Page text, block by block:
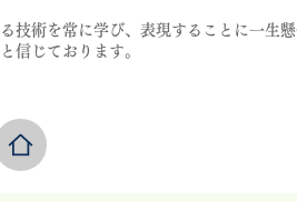
技術を常に学び、表現することに一生懸
信じております。